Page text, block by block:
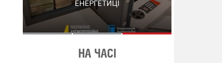
СХЕМИ В ЕНЕРГЕТИЦІ
ЕНЕРГЕТИЦІ
НА ЧАСІ